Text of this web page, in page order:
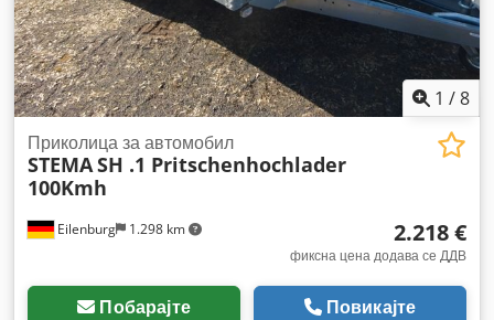
1 /8
Eilenburg 1.298 km
Приколица за автомобил
STEMASH .1 Pritschenhochlader
100Kmh
2.218 €
фиксна цена додава се ДДВ
Побарајте Повикајте